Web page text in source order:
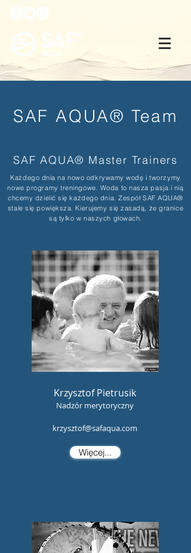
SAF AQUA® Team
SAF AQUA® Master Trainers
Każdego dnia na nowo odkrywamy wodę i tworzymy
nowe programy treningowe. Woda to nasza pasja i nią
chcemy dzielić się każdego dnia. Zespół SAF AQUA®
stale się powiększa. Kierujemy się zasadą, że granice
są tylko w naszych głowach.
Krzysztof Pietrusik
Nadzór merytoryczny
krzysztof@safaqua.com
Więcej...